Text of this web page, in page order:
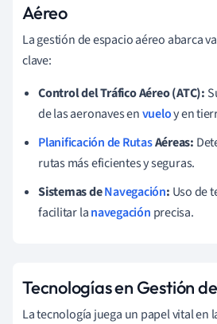
Aéreo
La gestión de espacio aéreo abarca
clave:
Control del Tráfico Aéreo (ATC):
de las aeronaves envueloy en
Planificación de RutasAéreas:
rutas más eficientes y seguras.
Sistemas deNavegación: Uso de
facilitar lanavegación precisa.
Tecnologías en Gestión
La tecnología juega un papel vital en